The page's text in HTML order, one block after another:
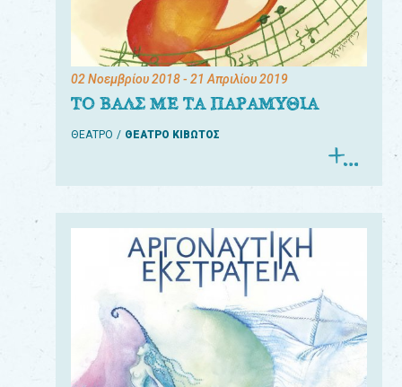
02 Νοεμβρίου 2018- 21 Απριλίου 2019
ΤΟ ΒΑΛΣ ΜΕ ΤΑ ΠΑΡΑΜΥΘΙΑ
ΘΕΑΤΡΟ ΘΕΑΤΡΟ ΚΙΒΩΤΟΣ